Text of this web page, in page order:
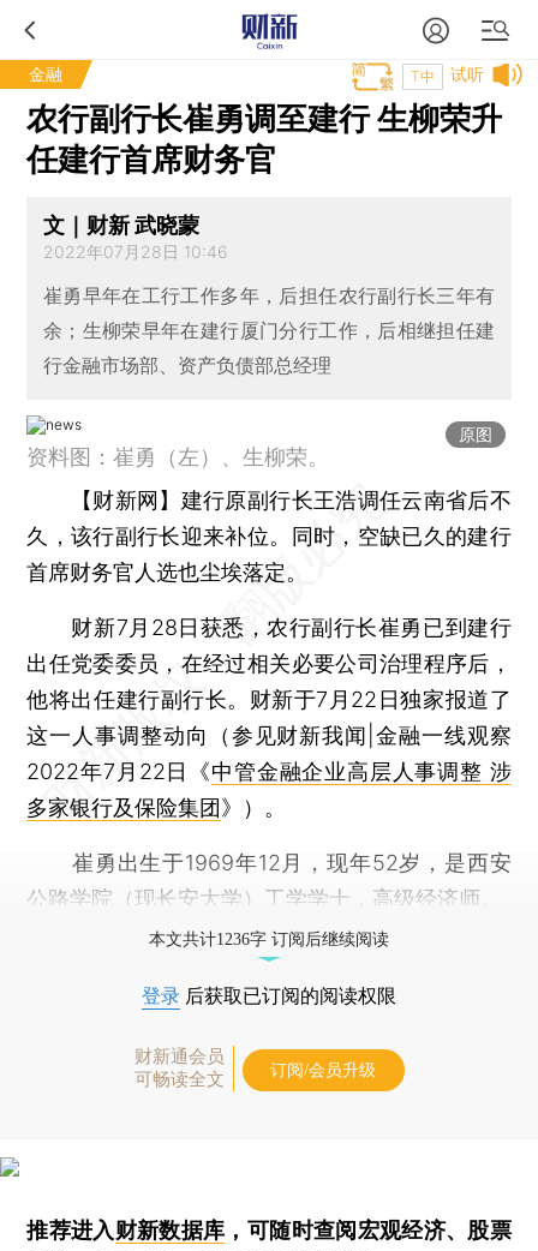
金融 试听
T中
农行副行长崔勇调至建行 生柳荣升
任建行首席财务官
文｜财新 武晓蒙
2022年07月28日 10:46
崔勇早年在工行工作多年，后担任农行副行长三年有
余；生柳荣早年在建行厦门分行工作，后相继担任建
行金融市场部、资产负债部总经理
原图
资料图：崔勇（左）、生柳荣。
【财新网】 建行原副行长王浩调任云南省后不
久，该行副行长迎来补位。同时，空缺已久的建行
首席财务官人选也尘埃落定。
财新7月28日获悉，农行副行长崔勇已到建行
出任党委委员，在经过相关必要公司治理程序后，
他将出任建行副行长。财新于7月22日独家报道了
这一人事调整动向（参见财新我闻|金融一线观察
2022年7月22日《中管金融企业高层人事调整 涉
多家银行及保险集团》）。
崔勇出生于1969年12月，现年52岁，是西安
公路学院（现长安大学）工学学士，高级经济师。
本文共计1236字 订阅后继续阅读
登录 后获取已订阅的阅读权限
财新通会员
可畅读全文
订阅/会员升级
推荐进入财新数据库 ，可随时查阅宏观经济、股票